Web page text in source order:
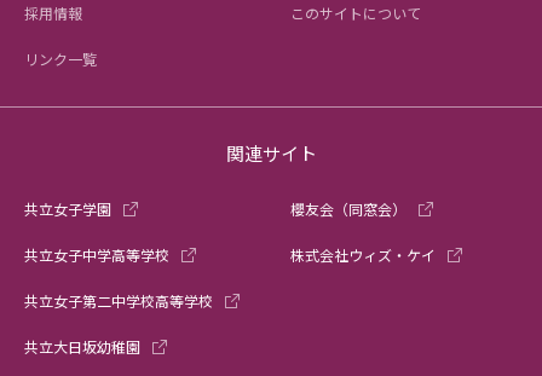
採用情報 このサイトについて
リンク一覧
関連サイト
共立女子学園
共立女子中学高等学校
共立女子第二中学校高等学校
共立大日坂幼稚園
櫻友会（同窓会）
株式会社ウィズ・ケイ